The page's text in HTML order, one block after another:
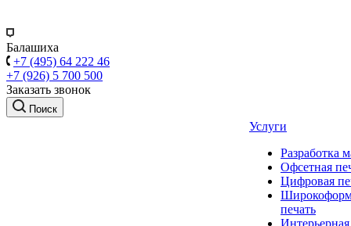
Балашиха
+7 (495) 64 222 46
+7 (926) 5 700 500
Заказать звонок
Поиск
Услуги
Разработка
Офсетная
Цифровая
печать
Интерьерная